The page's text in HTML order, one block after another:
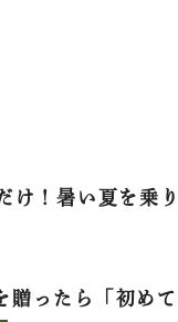
け！暑い夏を乗
贈ったら「初め